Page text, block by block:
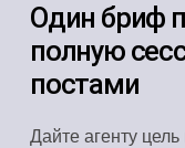
Один бриф
полную
постами
Дайте агенту